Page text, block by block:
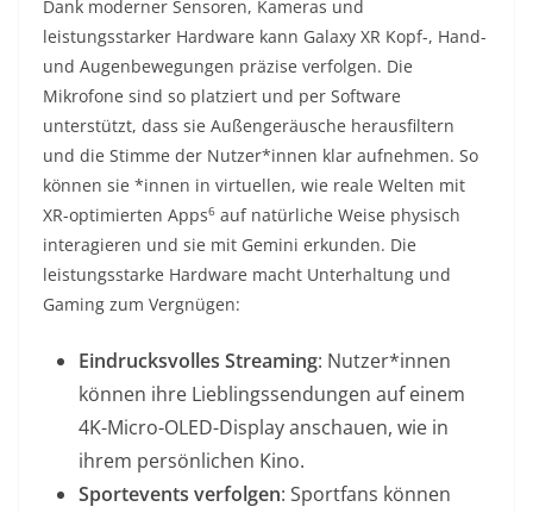
Dank moderner Sensoren, Kameras und
leistungsstarker Hardware kann Galaxy XR Kopf-, Hand-
und Augenbewegungen präzise verfolgen. Die
Mikrofone sind so platziert und per Software
unterstützt, dass sie Außengeräusche herausfiltern
und die Stimme der Nutzer*innen klar aufnehmen. So
können sie *innen in virtuellen, wie reale Welten mit
XR-optimierten Apps6 auf natürliche Weise physisch
interagieren und sie mit Gemini erkunden. Die
leistungsstarke Hardware macht Unterhaltung und
Gaming zum Vergnügen:
Eindrucksvolles Streaming: Nutzer*innen
können ihre Lieblingssendungen auf einem
4K-Micro-OLED-Display anschauen, wie in
ihrem persönlichen Kino.
Sportevents verfolgen: Sportfans können